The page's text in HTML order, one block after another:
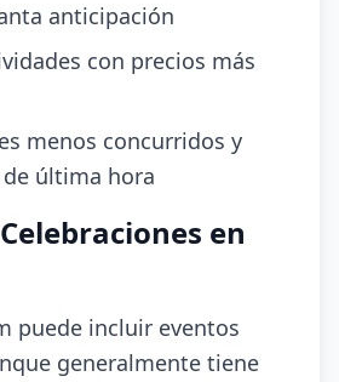
anticipación
con precios más
menos concurridos y
última hora
en
puede incluir eventos
generalmente tiene